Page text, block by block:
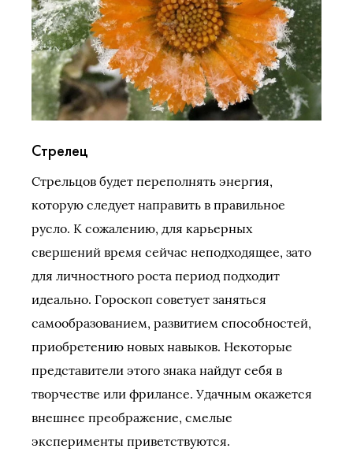
Стрелец
Стрельцов будет переполнять энергия,
которую следует направить в правильное
русло. К сожалению, для карьерных
свершений время сейчас неподходящее, зато
для личностного роста период подходит
идеально. Гороскоп советует заняться
самообразованием, развитием способностей,
приобретению новых навыков. Некоторые
представители этого знака найдут себя в
творчестве или фрилансе. Удачным окажется
внешнее преображение, смелые
эксперименты приветствуются.